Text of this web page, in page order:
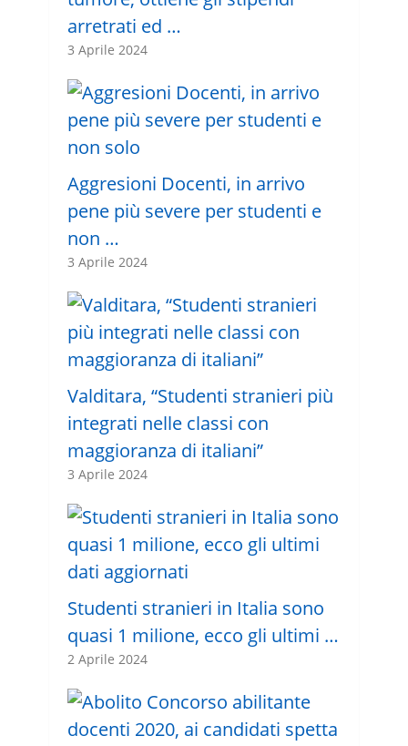
arretrati ed …
3 Aprile 2024
Aggresioni Docenti, in arrivo
pene più severe per studenti e
non …
3 Aprile 2024
Valditara, “Studenti stranieri più
integrati nelle classi con
maggioranza di italiani”
3 Aprile 2024
Studenti stranieri in Italia sono
quasi 1 milione, ecco gli ultimi …
2 Aprile 2024